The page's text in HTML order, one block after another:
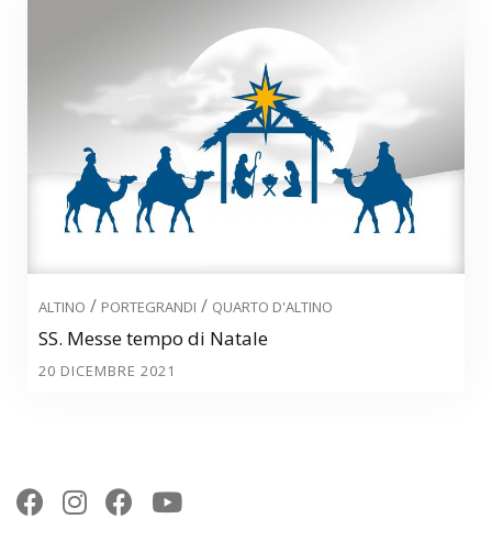
ALTINO / PORTEGRANDI / QUARTO D'ALTINO
SS. Messe tempo di Natale
20 DICEMBRE 2021